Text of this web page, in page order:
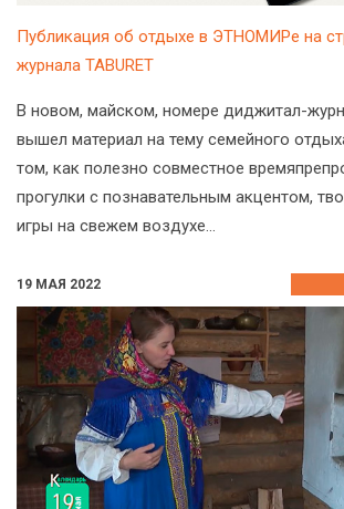
Публикация об отдыхе в ЭТНОМИРе на
журнала TABURET
В новом, майском, номере диджитал-
вышел материал на тему семейного
том, как полезно совместное
прогулки с познавательным акцентом,
игры на свежем воздухе…
19 МАЯ 2022